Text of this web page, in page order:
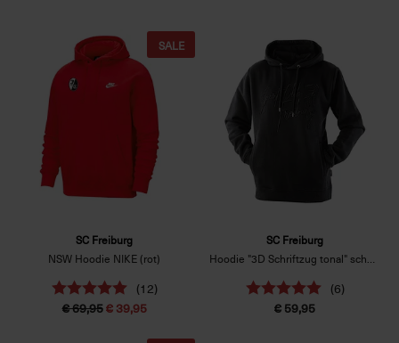
SC Freiburg
NSW Hoodie NIKE (rot)
(12)
€ 69,95€ 39,95
SALE
SC Freiburg
Hoodie "3D Schriftzug tonal" schwarz
(6)
€ 59,95